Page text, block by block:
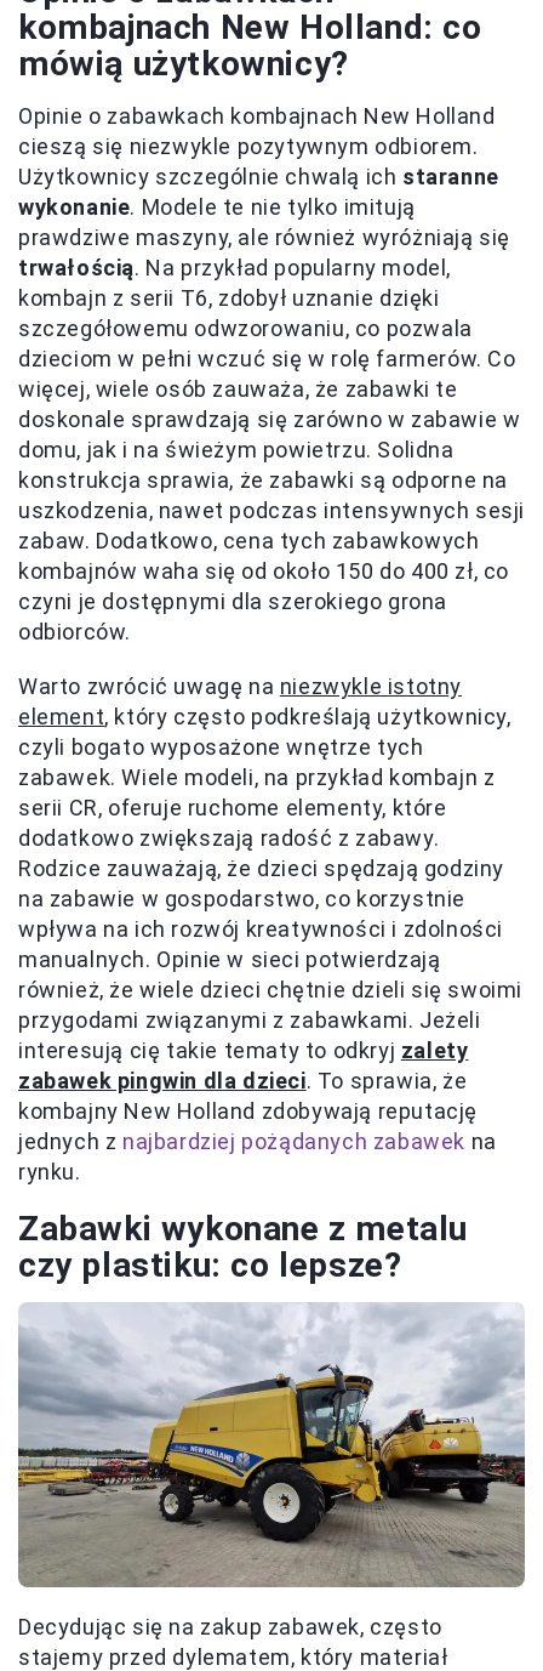
kombajnach New Holland: co
mówią użytkownicy?
Opinie o zabawkach kombajnach New Holland
cieszą się niezwykle pozytywnym odbiorem.
Użytkownicy szczególnie chwalą ich staranne
wykonanie. Modele te nie tylko imitują
prawdziwe maszyny, ale również wyróżniają się
trwałością. Na przykład popularny model,
kombajn z serii T6, zdobył uznanie dzięki
szczegółowemu odwzorowaniu, co pozwala
dzieciom w pełni wczuć się w rolę farmerów. Co
więcej, wiele osób zauważa, że zabawki te
doskonale sprawdzają się zarówno w zabawie w
domu, jak i na świeżym powietrzu. Solidna
konstrukcja sprawia, że zabawki są odporne na
uszkodzenia, nawet podczas intensywnych sesji
zabaw. Dodatkowo, cena tych zabawkowych
kombajnów waha się od około 150 do 400 zł, co
czyni je dostępnymi dla szerokiego grona
odbiorców.
Warto zwrócić uwagę na niezwykle istotny
element, który często podkreślają użytkownicy,
czyli bogato wyposażone wnętrze tych
zabawek. Wiele modeli, na przykład kombajn z
serii CR, oferuje ruchome elementy, które
dodatkowo zwiększają radość z zabawy.
Rodzice zauważają, że dzieci spędzają godziny
na zabawie w gospodarstwo, co korzystnie
wpływa na ich rozwój kreatywności i zdolności
manualnych. Opinie w sieci potwierdzają
również, że wiele dzieci chętnie dzieli się swoimi
przygodami związanymi z zabawkami. Jeżeli
interesują cię takie tematy to odkryj zalety
zabawek pingwin dla dzieci. To sprawia, że
kombajny New Holland zdobywają reputację
jednych z najbardziej pożądanych zabawek na
rynku.
Zabawki wykonane z metalu
czy plastiku: co lepsze?
Decydując się na zakup zabawek, często
stajemy przed dylematem, który materiał